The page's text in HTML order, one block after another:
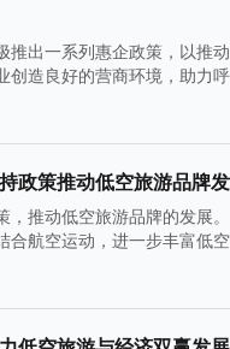
出一系列惠企政策，以推
造良好的营商环境，助力
政策推动低空旅游品牌
推动低空旅游品牌的发展
航空运动，进一步丰富低